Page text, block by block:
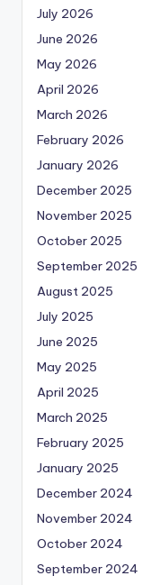
July 2026
June 2026
May 2026
April 2026
March 2026
February 2026
January 2026
December 2025
November 2025
October 2025
September 2025
August 2025
July 2025
June 2025
May 2025
April 2025
March 2025
February 2025
January 2025
December 2024
November 2024
October 2024
September 2024